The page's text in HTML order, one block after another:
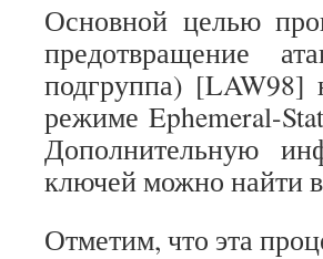
Основной целью
предотвращение
подгруппа) [LAW98]
режиме Ephemeral-
Дополнительную
ключей можно найти
Отметим, что эта